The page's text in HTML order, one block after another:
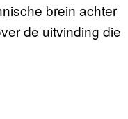
brein achter
de uitvinding die